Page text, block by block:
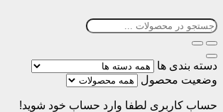
دسته بندی ها
وضعیت محصول
حساب کاربری لطفا وارد حساب خود شوید!